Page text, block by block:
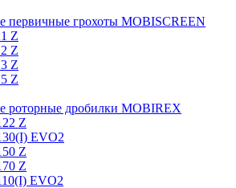
первичные грохоты MOBISCREEN
Z
Z
Z
Z
роторные дробилки MOBIREX
Z
EVO2
Z
Z
EVO2